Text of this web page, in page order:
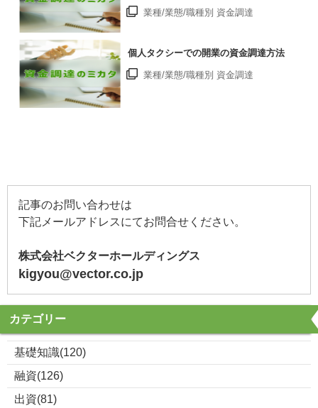
業種/業態/職種別 資金調達
個人タクシーでの開業の資金調達方法
業種/業態/職種別 資金調達
記事のお問い合わせは
下記メールアドレスにてお問合せください。
株式会社ベクターホールディングス
kigyou@vector.co.jp
カテゴリー
基礎知識(120)
融資(126)
出資(81)